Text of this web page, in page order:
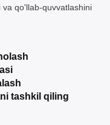
qo'llab-quvvatlashini
tashkil qiling